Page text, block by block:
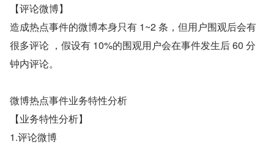
【评论微博】
造成热点事件的微博本身只有 1~2 条，但用户围观后会有
很多评论 ，假设有 10%的围观用户会在事件发生后 60 分
钟内评论。
微博热点事件业务特性分析
【业务特性分析】
1.评论微博